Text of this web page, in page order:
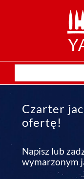
Czarter
ofertę!
Napisz lub
wymarzonym